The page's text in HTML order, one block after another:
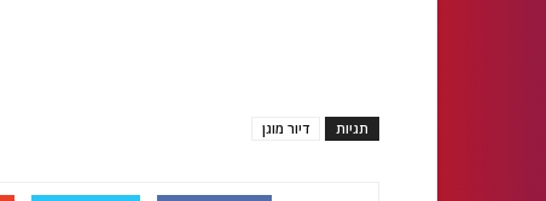
תגיות דיור מוגן